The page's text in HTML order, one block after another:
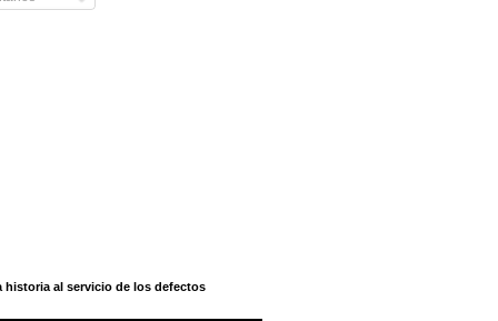
historia al servicio de los defectos